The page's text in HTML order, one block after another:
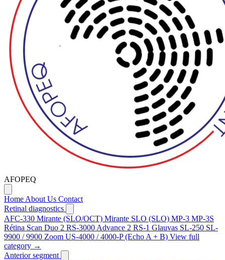
AFOPEQ
Home About Us Contact
Retinal diagnostics
AFC-330 Mirante (SLO/OCT) Mirante SLO (SLO) MP-3 MP-3S
Rétina Scan Duo 2 RS-3000 Advance 2 RS-1 Glauvas SL-250 SL-
9900 / 9900 Zoom US-4000 / 4000-P (Echo A + B) View full
category →
Anterior segment